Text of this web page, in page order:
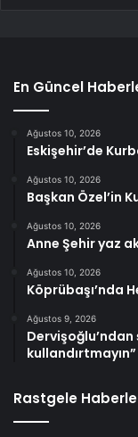
En Güncel
Ağustos 10, 2026
Eskişehir’de
Ağustos 10, 2026
Başkan Özel’in
Ağustos 10, 2026
Anne Şehir yaz
Ağustos 10, 2026
Köprübaşı’nda
Ağustos 9, 2026
Rastgele